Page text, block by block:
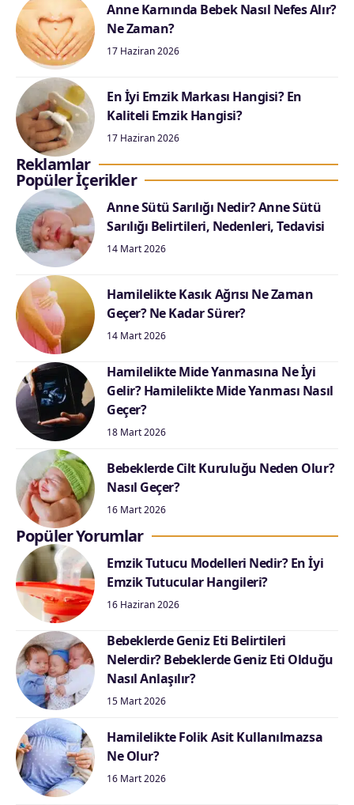
Anne Karnında Bebek Nasıl Nefes Alır?
Ne Zaman?
17 Haziran 2026
En İyi Emzik Markası Hangisi? En
Kaliteli Emzik Hangisi?
17 Haziran 2026
Reklamlar
Popüler İçerikler
Anne Sütü Sarılığı Nedir? Anne Sütü
Sarılığı Belirtileri, Nedenleri, Tedavisi
14 Mart 2026
Hamilelikte Kasık Ağrısı Ne Zaman
Geçer? Ne Kadar Sürer?
14 Mart 2026
Hamilelikte Mide Yanmasına Ne İyi
Gelir? Hamilelikte Mide Yanması Nasıl
Geçer?
18 Mart 2026
Bebeklerde Cilt Kuruluğu Neden Olur?
Nasıl Geçer?
16 Mart 2026
Popüler Yorumlar
Emzik Tutucu Modelleri Nedir? En İyi
Emzik Tutucular Hangileri?
16 Haziran 2026
Bebeklerde Geniz Eti Belirtileri
Nelerdir? Bebeklerde Geniz Eti Olduğu
Nasıl Anlaşılır?
15 Mart 2026
Hamilelikte Folik Asit Kullanılmazsa
Ne Olur?
16 Mart 2026